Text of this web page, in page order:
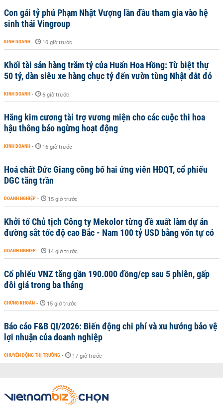
Con gái tỷ phú Phạm Nhật Vượng lần đầu tham gia vào hệ
sinh thái Vingroup
KINH DOANH - 10 giờ trước
Khối tài sản hàng trăm tỷ của Huấn Hoa Hồng: Từ biệt thự
50 tỷ, dàn siêu xe hàng chục tỷ đến vườn tùng Nhật đắt đỏ
KINH DOANH - 6 giờ trước
Hãng kim cương tài trợ vương miện cho các cuộc thi hoa
hậu thông báo ngừng hoạt động
KINH DOANH - 16 giờ trước
Hoá chất Đức Giang công bố hai ứng viên HĐQT, cổ phiếu
DGC tăng trần
DOANH NGHIỆP - 15 giờ trước
Khởi tố Chủ tịch Công ty Mekolor từng đề xuất làm dự án
đường sắt tốc độ cao Bắc - Nam 100 tỷ USD bằng vốn tự có
DOANH NGHIỆP - 14 giờ trước
Cổ phiếu VNZ tăng gần 190.000 đồng/cp sau 5 phiên, gấp
đôi giá trong ba tháng
CHỨNG KHOÁN - 15 giờ trước
Báo cáo F&B QI/2026: Biến động chi phí và xu hướng bảo vệ
lợi nhuận của doanh nghiệp
CHUYỂN ĐỘNG THỊ TRƯỜNG - 17 giờ trước